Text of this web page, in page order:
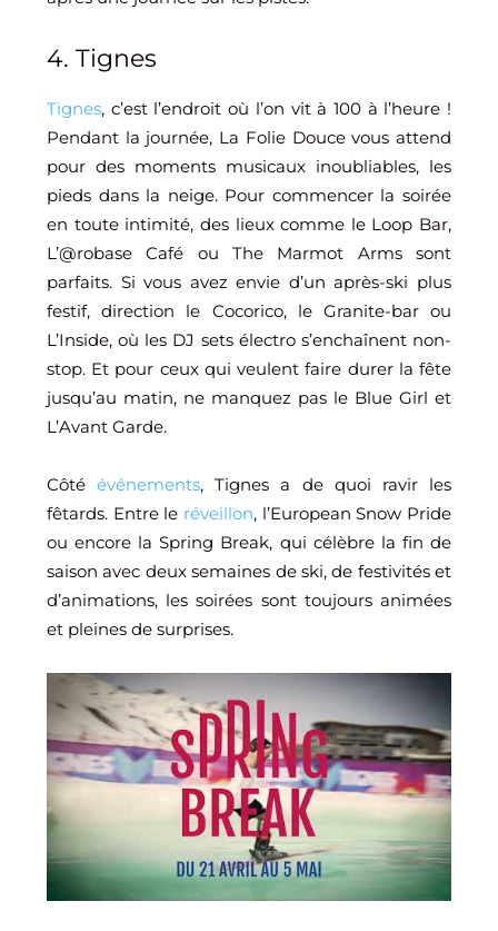
4. Tignes
Tignes, c’est l’endroit où l’on vit à 100 à l’heure !
Pendant la journée, La Folie Douce vous attend
pour des moments musicaux inoubliables, les
pieds dans la neige. Pour commencer la soirée
en toute intimité, des lieux comme le Loop Bar,
L’@robase Café ou The Marmot Arms sont
parfaits. Si vous avez envie d’un après-ski plus
festif, direction le Cocorico, le Granite-bar ou
L’Inside, où les DJ sets électro s’enchaînent non-
stop. Et pour ceux qui veulent faire durer la fête
jusqu’au matin, ne manquez pas le Blue Girl et
L’Avant Garde.
Côtéévénements, Tignes a de quoi ravir les
fêtards. Entre le réveillon, l’European Snow Pride
ou encore la Spring Break, qui célèbre la fin de
saison avec deux semaines de ski, de festivités et
d’animations, les soirées sont toujours animées
et pleines de surprises.